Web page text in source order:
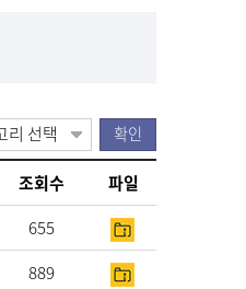
조회수
파일
655
889